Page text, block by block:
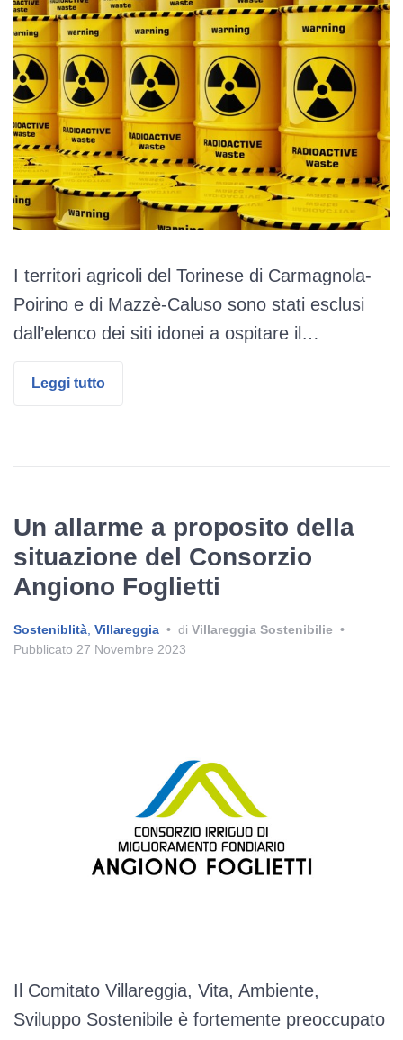
I territori agricoli del Torinese di Carmagnola-
Poirino e di Mazzè-Caluso sono stati esclusi
dall’elenco dei siti idonei a ospitare il…
Leggi tutto
Un allarme a proposito della
situazione del Consorzio
Angiono Foglietti
Sosteniblità Villareggia • di Villareggia Sostenibilie •
Pubblicato 27 Novembre 2023
Il Comitato Villareggia, Vita, Ambiente,
Sviluppo Sostenibile è fortemente preoccupato